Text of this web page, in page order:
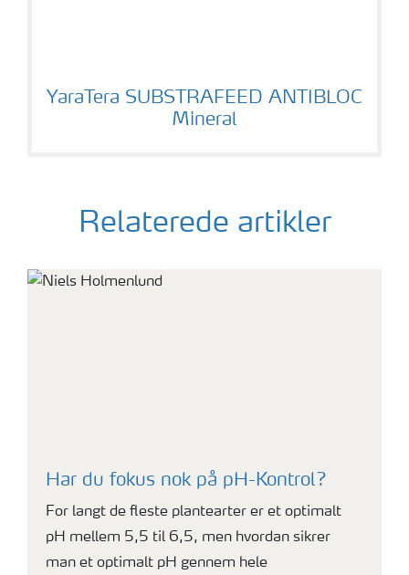
YaraTera SUBSTRAFEED ANTIBLOC
Mineral
Relaterede artikler
Har du fokus nok på pH-Kontrol?
For langt de fleste plantearter er et optimalt
pH mellem 5,5 til 6,5, men hvordan sikrer
man et optimalt pH gennem hele